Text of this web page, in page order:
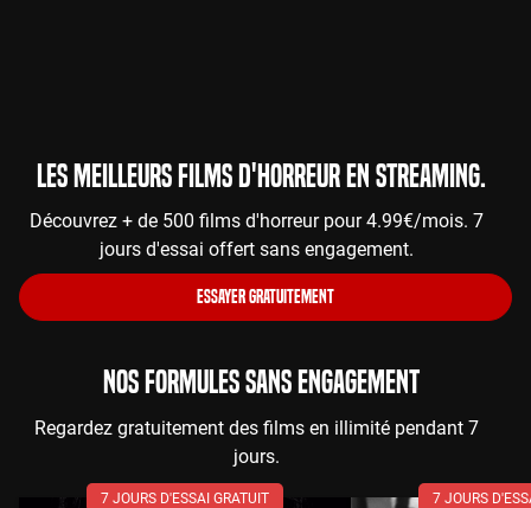
Les meilleurs films d'horreur en streaming.
Découvrez + de 500 films d'horreur pour 4.99€/mois. 7
jours d'essai offert sans engagement.
ESSAYER GRATUITEMENT
NOS FORMULES SANS ENGAGEMENT
Regardez gratuitement des films en illimité pendant 7
jours.
7 JOURS D'ESSAI GRATUIT 7 JOURS